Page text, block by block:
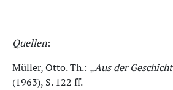
Quellen:
Müller, Otto. Th.: „Aus der
(1963), S. 122 ff.